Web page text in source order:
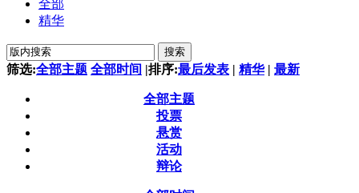
全部
精华
搜索
筛选:全部主题 全部时间 |排序:最后发表 | 精华 | 最新
全部主题
投票
悬赏
活动
辩论